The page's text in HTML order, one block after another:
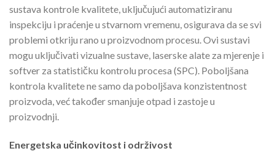
sustava kontrole kvalitete, uključujući automatiziranu
inspekciju i praćenje u stvarnom vremenu, osigurava da se svi
problemi otkriju rano u proizvodnom procesu. Ovi sustavi
mogu uključivati vizualne sustave, laserske alate za mjerenje i
softver za statističku kontrolu procesa (SPC). Poboljšana
kontrola kvalitete ne samo da poboljšava konzistentnost
proizvoda, već također smanjuje otpad i zastoje u
proizvodnji.
Energetska učinkovitost i održivost